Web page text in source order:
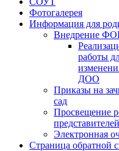
Фотогалерея
Информация для
Внедрение
работы
ДОО
Приказы на
сад
Просвещение
Электронная
Страница обратной